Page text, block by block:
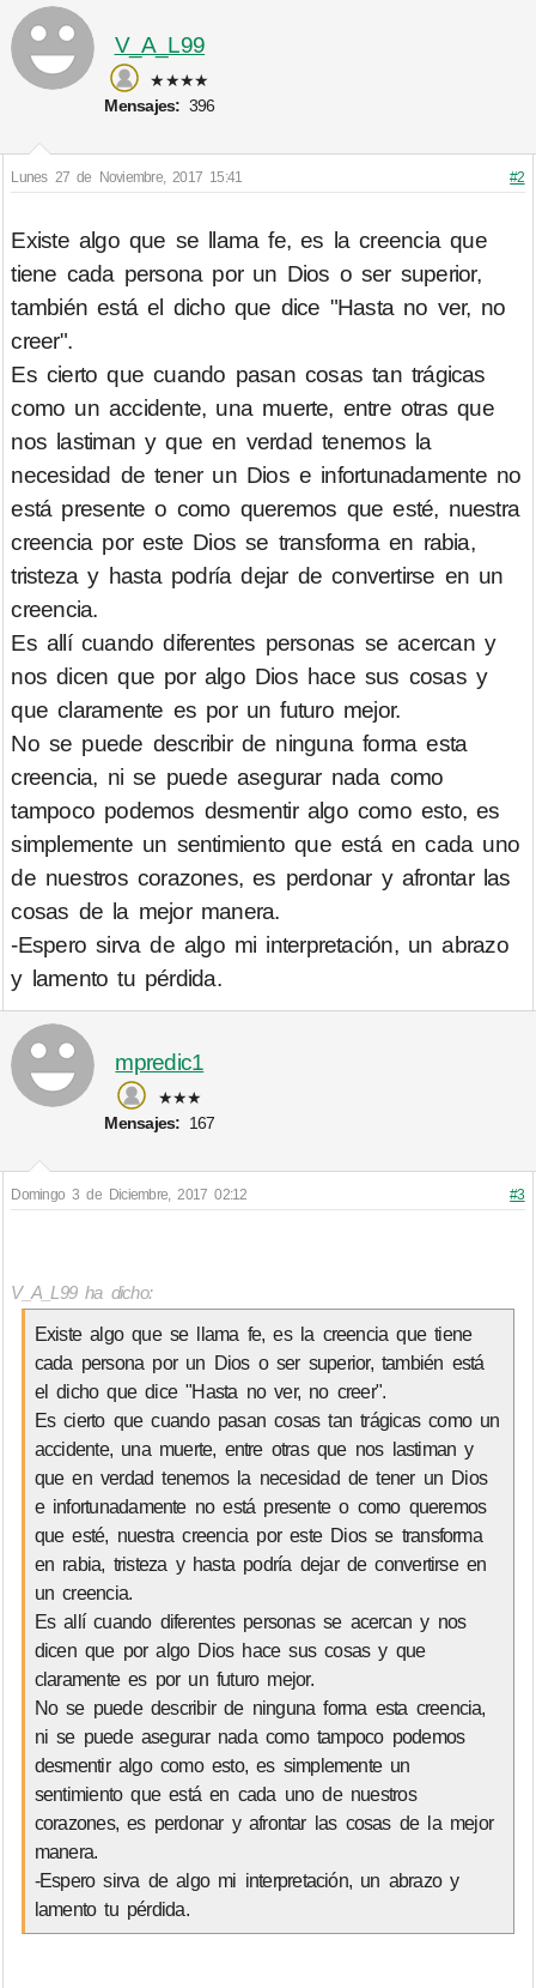
V_A_L99
★★★★
Mensajes: 396
Lunes 27 de Noviembre, 2017 15:41 #2
Existe algo que se llama fe, es la creencia que
tiene cada persona por un Dios o ser superior,
también está el dicho que dice "Hasta no ver, no
creer".
Es cierto que cuando pasan cosas tan trágicas
como un accidente, una muerte, entre otras que
nos lastiman y que en verdad tenemos la
necesidad de tener un Dios e infortunadamente no
está presente o como queremos que esté, nuestra
creencia por este Dios se transforma en rabia,
tristeza y hasta podría dejar de convertirse en un
creencia.
Es allí cuando diferentes personas se acercan y
nos dicen que por algo Dios hace sus cosas y
que claramente es por un futuro mejor.
No se puede describir de ninguna forma esta
creencia, ni se puede asegurar nada como
tampoco podemos desmentir algo como esto, es
simplemente un sentimiento que está en cada uno
de nuestros corazones, es perdonar y afrontar las
cosas de la mejor manera.
-Espero sirva de algo mi interpretación, un abrazo
y lamento tu pérdida.
mpredic1
★★★
Mensajes: 167
Domingo 3 de Diciembre, 2017 02:12 #3
V_A_L99 ha dicho:
Existe algo que se llama fe, es la creencia que tiene
cada persona por un Dios o ser superior, también está
el dicho que dice "Hasta no ver, no creer".
Es cierto que cuando pasan cosas tan trágicas como un
accidente, una muerte, entre otras que nos lastiman y
que en verdad tenemos la necesidad de tener un Dios
e infortunadamente no está presente o como queremos
que esté, nuestra creencia por este Dios se transforma
en rabia, tristeza y hasta podría dejar de convertirse en
un creencia.
Es allí cuando diferentes personas se acercan y nos
dicen que por algo Dios hace sus cosas y que
claramente es por un futuro mejor.
No se puede describir de ninguna forma esta creencia,
ni se puede asegurar nada como tampoco podemos
desmentir algo como esto, es simplemente un
sentimiento que está en cada uno de nuestros
corazones, es perdonar y afrontar las cosas de la mejor
manera.
-Espero sirva de algo mi interpretación, un abrazo y
lamento tu pérdida.